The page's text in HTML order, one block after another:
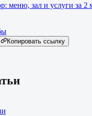
меню, зал и услуги за 2
Копировать ссылку